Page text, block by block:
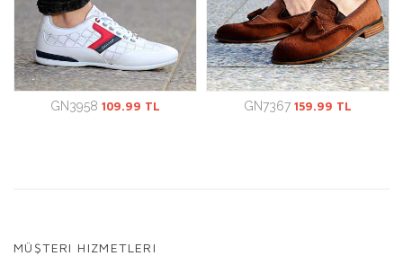
GN3958 109.99 TL GN7367 159.99 TL
MÜŞTERI HIZMETLERI